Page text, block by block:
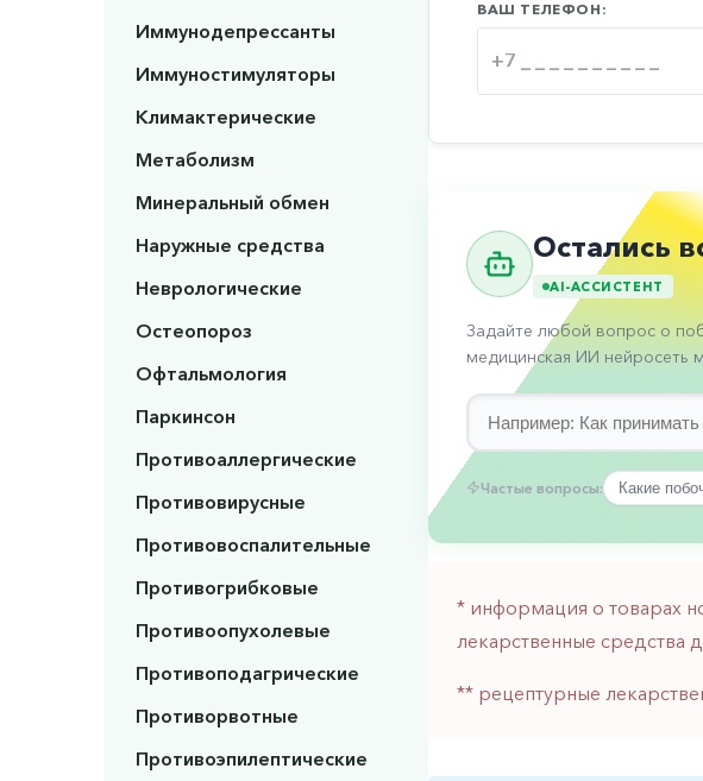
Иммунодепрессанты
Иммуностимуляторы
Климактерические
Метаболизм
Минеральный обмен
Наружные средства
Неврологические
Остеопороз
Офтальмология
Паркинсон
Противоаллергические
Противовирусные
Противовоспалительные
Противогрибковые
Противоопухолевые
Противоподагрические
Противорвотные
Противоэпилептические
ВАШ ТЕЛЕФОН:
Остались
AI-АССИСТЕНТ
Задайте любой вопрос о
медицинская ИИ нейросеть
Частые вопросы: Какие
* информация о товарах
лекарственные средства
** рецептурные